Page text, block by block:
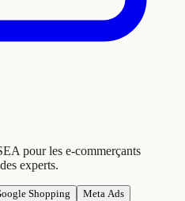
pour les e-commerçants
experts.
Shopping
Meta Ads